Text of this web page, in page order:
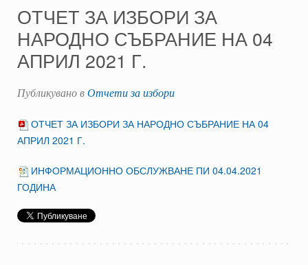
ОТЧЕТ ЗА ИЗБОРИ ЗА
НАРОДНО СЪБРАНИЕ НА 04
АПРИЛ 2021 Г.
Публикувано в Отчети за избори
ОТЧЕТ ЗА ИЗБОРИ ЗА НАРОДНО СЪБРАНИЕ НА 04
АПРИЛ 2021 Г.
ИНФОРМАЦИОННО ОБСЛУЖВАНЕ ПИ 04.04.2021
ГОДИНА